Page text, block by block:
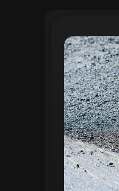
Na Gestão de
oferece
e monitorar
sistema
pavimentos,
planejar ações
e
mapas
priorização de
recursos
suporte